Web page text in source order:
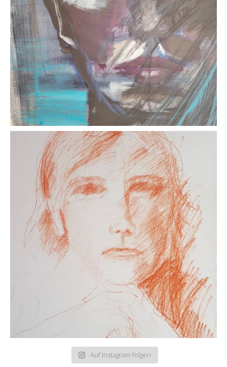
Auf Instagram folgen